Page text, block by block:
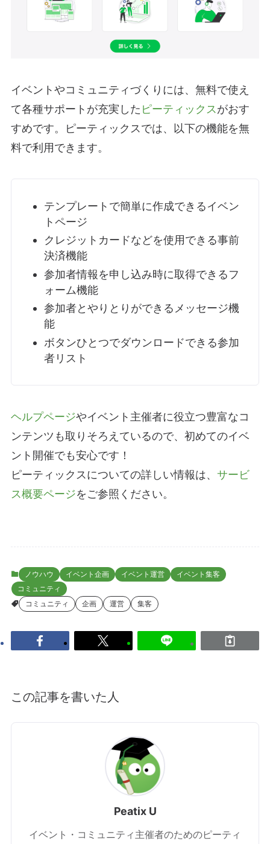
イベントやコミュニティづくりには、無料で使え
て各種サポートが充実した ピーティックスがおす
すめです。ピーティックスでは、以下の機能を無
料で利用できます。
テンプレートで簡単に作成できるイベン
トページ
クレジットカードなどを使用できる事前
決済機能
参加者情報を申し込み時に取得できるフ
ォーム機能
参加者とやりとりができる メッセージ機
能
ボタンひとつでダウンロードできる参加
者リスト
ヘルプページやイベント主催者に役立つ豊富なコ
ンテンツも取りそろえているので、初めてのイベ
ント開催でも安心です！
ピーティックスについての詳しい情報は、 サービ
ス概要ページをご参照ください。
ノウハウ イベント企画 イベント運営
イベント集客
コミュニティ
コミュニティ
企画 運営 集客
この記事を書いた人
Peatix U
イベント・コミュニティ主催者のためのピーティ